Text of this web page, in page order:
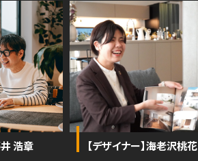
浩章 【デザイナー】海老沢桃花